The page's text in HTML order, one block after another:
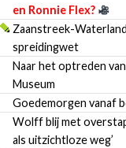
en Ronnie Flex?
Zaanstreek-
spreidingwet
Naar het optreden
Museum
Goedemorgen vanaf
Wolff blij met
als uitzichtloze weg’